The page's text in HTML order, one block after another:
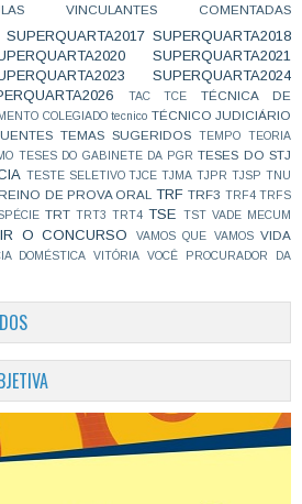
VINCULANTES COMENTADAS
SUPERQUARTA2017 SUPERQUARTA2018
SUPERQUARTA2021
SUPERQUARTA2024
TAC TCE
TÉCNICA DE
COLEGIADO tecnico TÉCNICO JUDICIÁRIO
TEMAS SUGERIDOS TEMPO
TEORIA
TESES DO GABINETE DA PGR TESES DO STJ
TESTE SELETIVO TJCE TJMA TJPR TJSP TNU
DE PROVA ORAL TRF TRF3 TRF4 TRFS
TRT TRT3 TRT4 TSE TST VADE MECUM
O CONCURSO VAMOS QUE VAMOS VIDA
DOMÉSTICA VITÓRIA
VOCÊ PROCURADOR DA